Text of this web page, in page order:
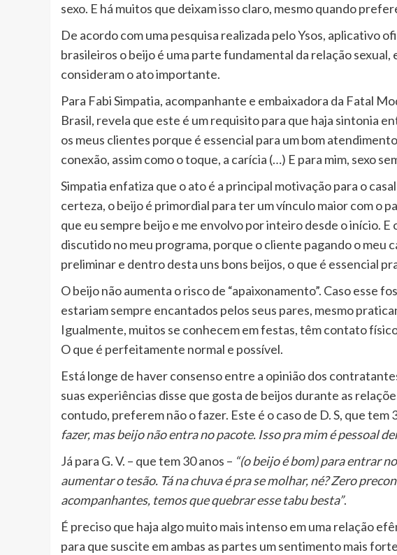
sexo. E há muitos que deixam isso claro, mesmo quando
De acordo com uma pesquisa realizada pelo Ysos, aplicativo
brasileiros o beijo é uma parte fundamental da relação
consideram o ato importante.
Para Fabi Simpatia, acompanhante e embaixadora da Fatal
Brasil, revela que este é um requisito para que haja sintonia
os meus clientes porque é essencial para um bom
conexão, assim como o toque, a carícia (…) E para mim, sexo
Simpatia enfatiza que o ato é a principal motivação para o
certeza, o beijo é primordial para ter um vínculo maior com o
que eu sempre beijo e me envolvo por inteiro desde o início. E
discutido no meu programa, porque o cliente pagando o meu
preliminar e dentro desta uns bons beijos, o que é essencial pra
O beijo não aumenta o risco de “apaixonamento”. Caso esse
estariam sempre encantados pelos seus pares, mesmo
Igualmente, muitos se conhecem em festas, têm contato
O que é perfeitamente normal e possível.
Está longe de haver consenso entre a opinião dos
suas experiências disse que gosta de beijos durante as
contudo, preferem não o fazer. Este é o caso de D. S, que tem
fazer, mas beijo não entra no pacote. Isso pra mim é pessoal
Já para G. V. – que tem 30 anos – “(o beijo é bom) para entrar
aumentar o tesão. Tá na chuva é pra se molhar, né? Zero
acompanhantes, temos que quebrar esse tabu besta”.
É preciso que haja algo muito mais intenso em uma relação
para que suscite em ambas as partes um sentimento mais